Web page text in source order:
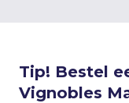
Tip! Bestel
Vignobles